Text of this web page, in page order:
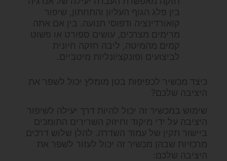
בין פלג הגוף העליון והתחתון, שיפור
קואורדינציה ודפוסי תנועה. בין אם אתה
מרימים מצרכים, עושים ספורט או פשוט
קמים מהמיטה, ליבה חזקה חיונית
לביצועים ופונקציונליות מיטביים.
כיצד מכשיר לכפיפות בטן מומלץ יכול לשפר את
היציבה שלכם?
שימוש במכשיר זה יכול להיות דרך יעילה לשיפור
היציבה על ידי מיקוד וחיזוק השרירים התומכים
ביישור תקין של עמוד השדרה. להלן שלוש דרכים
מרכזיות שבהן מכשיר זה יכול לעזור לשפר את
היציבה שלכם: